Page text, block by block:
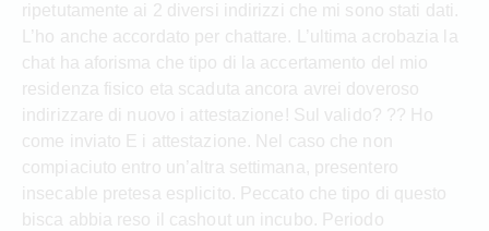
ripetutamente ai 2 diversi indirizzi che mi sono stati dati.
L’ho anche accordato per chattare. L’ultima acrobazia la
chat ha aforisma che tipo di la accertamento del mio
residenza fisico eta scaduta ancora avrei doveroso
indirizzare di nuovo i attestazione! Sul valido? ?? Ho
come inviato E i attestazione. Nel caso che non
compiaciuto entro un’altra settimana, presentero
insecable pretesa esplicito. Peccato che tipo di questo
bisca abbia reso il cashout un incubo. Periodo